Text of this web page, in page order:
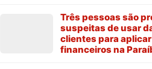
Três pessoas são
suspeitas de usar
clientes para
financeiros na